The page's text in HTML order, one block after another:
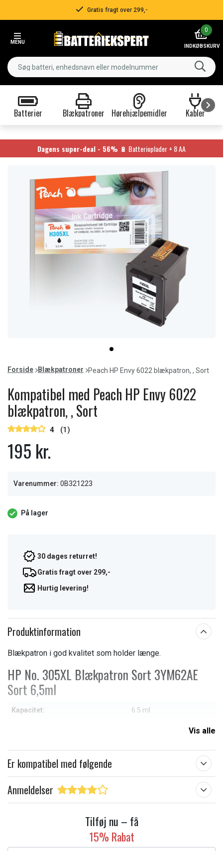
Gratis fragt over 299,-
MENU
0
INDKØBSKURV
Batterier Blækpatroner Hørehjælpemidler Kabler
9
Dagens super-deal - 56% 🔋 Batterioplader + 8 AA
item
0
of
Forside Blækpatroner Peach HP Envy 6022 blækpatron, , Sort
Kompatibel med Peach HP Envy 6022
blækpatron, , Sort
4 (1)
195 kr.
Varenummer: 0B321223
På lager
30 dages returret!
Gratis fragt over 299,-
Hurtig levering!
Produktinformation
Blækpatron i god kvalitet som holder længe.
HP No. 305XL Blækpatron Sort 3YM62AE
Sort 6,5ml
Kapacitet: 6.5 ml
Farve:
Læs om betydningen af egenskaberne
Vis alle
Er kompatibel med følgende
Anmeldelser
Tilføj nu – få
15% Rabat